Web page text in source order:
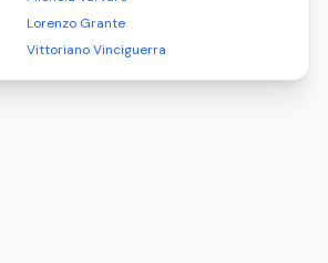
Lorenzo Grante
Vittoriano Vinciguerra